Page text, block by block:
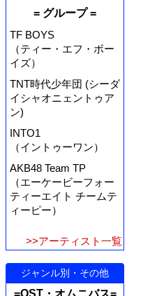
= グループ =
TF BOYS
（ティー・エフ・ボー
イズ）
TNT時代少年団 (シーダ
イシャオニェントゥア
ン)
INTO1
（イントゥーワン）
AKB48 Team TP
（エーケービーフォー
ティーエイト チームテ
ィーピー）
>>アーティスト一覧
ジャンル別・その他
=OST・オムニバス=